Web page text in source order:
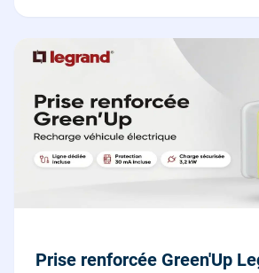
Prise renforcée Green'Up